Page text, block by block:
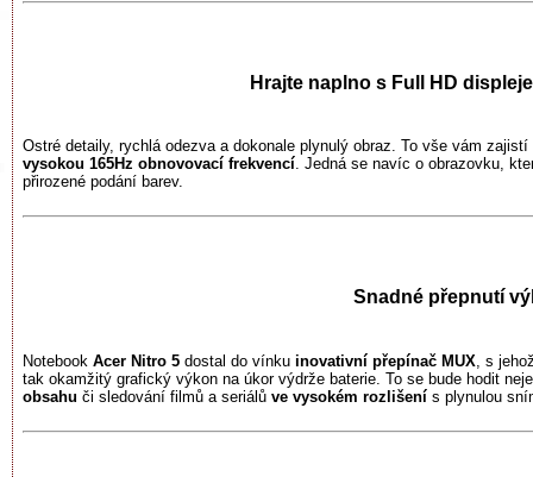
Hrajte naplno s Full HD
Ostré detaily, rychlá odezva a dokonale plynulý obraz. To vše vám zajistí
vysokou 165Hz obnovovací frekvencí . Jedná se navíc o obrazovku,
přirozené podání barev.
Snadné přepnutí
Notebook Acer Nitro 5 dostal do vínku inovativní přepínač MUX , s
tak okamžitý grafický výkon na úkor výdrže baterie. To se bude hodit
obsahu či sledování filmů a seriálů ve vysokém rozlišení s plynulou